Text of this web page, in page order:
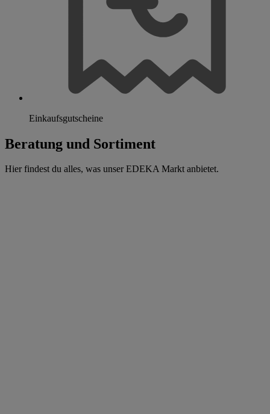
Einkaufsgutscheine
Beratung und Sortiment
Hier findest du alles, was unser EDEKA Markt anbietet.